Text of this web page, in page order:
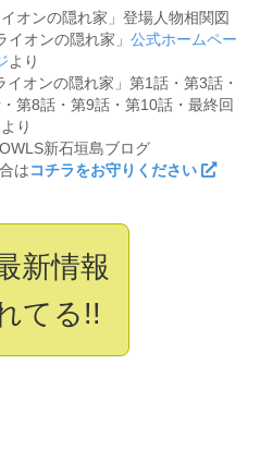
オンの隠れ家」登場人物相関図
オンの隠れ家」 公式ホームペー
より
オンの隠れ家」第1話・第3話・
第8話・第9話・第10話・最終回
より
新石垣島ブログ
はコチラをお守りください
新情報
てる!!